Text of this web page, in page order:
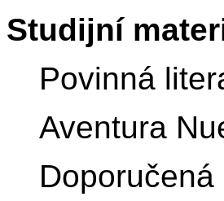
Studijní
Povinná
Aventura
Doporučená